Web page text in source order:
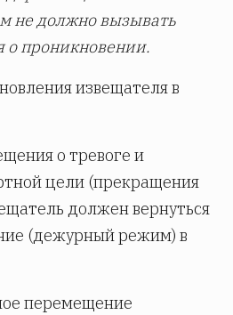
не должно вызывать
о проникновении.
извещателя в
о тревоге и
цели (прекращения
должен вернуться
(дежурный режим) в
перемещение